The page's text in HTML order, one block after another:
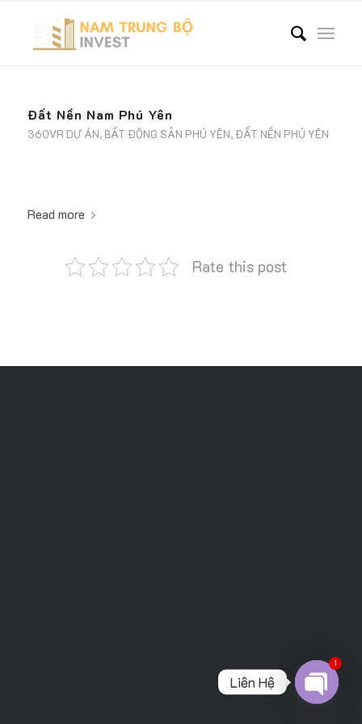
Đất Nền Nam Phú Yên
360VR DỰ ÁN, BẤT ĐỘNG SẢN PHÚ YÊN, ĐẤT NỀN PHÚ YÊN
Read more
Rate this post
Liên Hệ
1